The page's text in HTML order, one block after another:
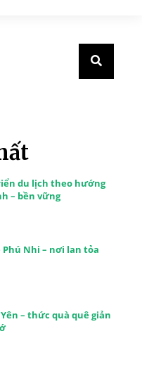
du lịch theo hướng
– bền vững
Nhi – nơi lan tỏa
– thức quà quê giản